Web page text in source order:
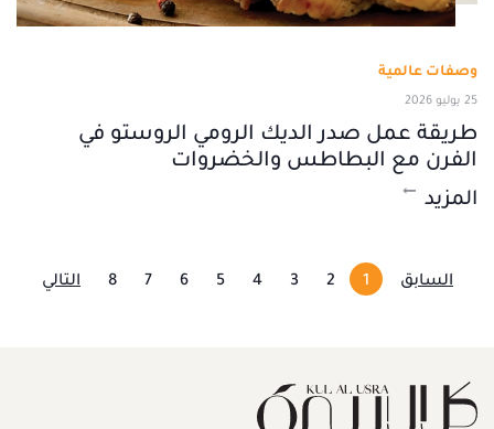
وصفات عالمية
25 يوليو 2026
طريقة عمل صدر الديك الرومي الروستو في
الفرن مع البطاطس والخضروات
المزيد
السابق 1
2
3
4
5
6
7
8 التالي